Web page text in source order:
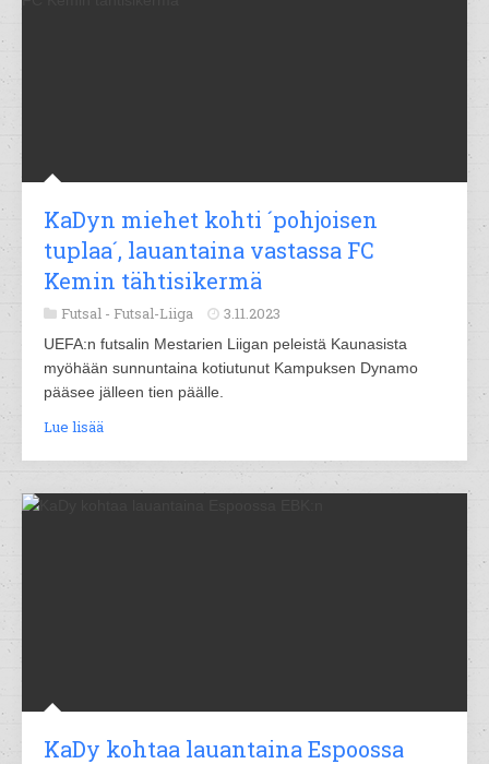
KaDyn miehet kohti ´pohjoisen
tuplaa´, lauantaina vastassa FC
Kemin tähtisikermä
Futsal - Futsal-Liiga 3.11.2023
UEFA:n futsalin Mestarien Liigan peleistä Kaunasista
myöhään sunnuntaina kotiutunut Kampuksen Dynamo
pääsee jälleen tien päälle.
Lue lisää
KaDy kohtaa lauantaina Espoossa